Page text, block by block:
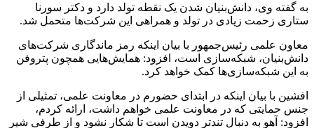
به گفته وی، دانش‌بنیان شدن یک نقطه تولد دارد و دکتر سورنا
ستاری زحمت زیادی در تولد و همراهی این شرکت‌ها متحمل‌ شد.
معاون علمی رئیس‌جمهور با بیان اینکه رمز ماندگاری شرکت‌های
دانش‌بنیان، شبکه‌سازی است، افزود: همایش‌هایی همچون پتروفن
به این شبکه‌سازی‌ها کمک خواهد کرد.
افشین با بیان اینکه در ابتدای حضورم در معاونت علمی، تمثیلی از
جنس حمایتی که در معاونت علمی خواهم‌ داشت، ارائه کردم،
افزود: آهو به دنبال تندتر دویدن است تا شکار نشود و از طرفی شیر